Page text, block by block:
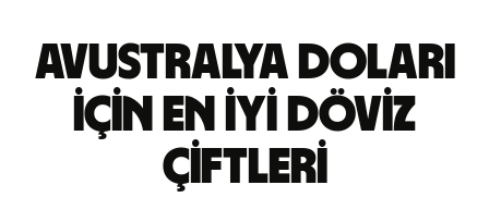
Avustralya doları
için en iyi döviz
çiftleri